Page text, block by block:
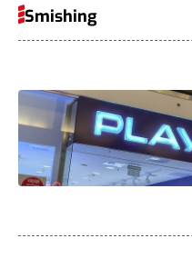
Smishing